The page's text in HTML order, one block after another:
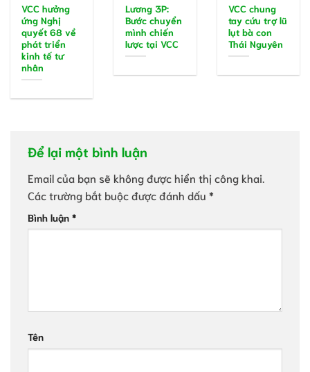
VCC hưởng
ứng Nghị
quyết 68 về
phát triển
kinh tế tư
nhân
Lương 3P:
Bước chuyển
mình chiến
lược tại VCC
VCC chung
tay cứu trợ lũ
lụt bà con
Thái Nguyên
Để lại một bình luận
Email của bạn sẽ không được hiển thị công khai.
Các trường bắt buộc được đánh dấu *
Bình luận *
Tên